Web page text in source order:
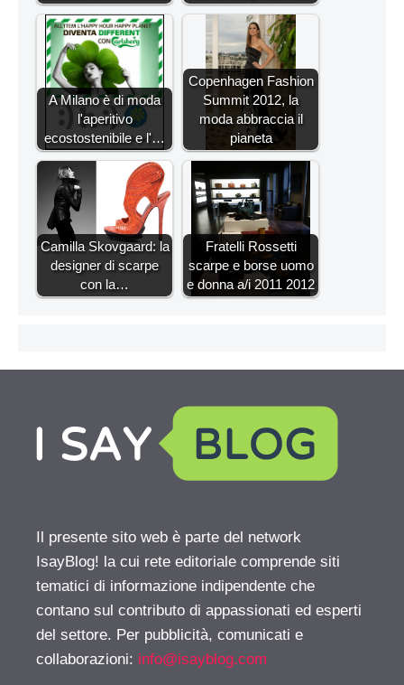
A Milano è di moda
l'aperitivo
ecostostenibile e l'…
Copenhagen Fashion
Summit 2012, la
moda abbraccia il
pianeta
Camilla Skovgaard: la
designer di scarpe
con la…
Fratelli Rossetti
scarpe e borse uomo
e donna a/i 2011 2012
Il presente sito web è parte del network
IsayBlog! la cui rete editoriale comprende siti
tematici di informazione indipendente che
contano sul contributo di appassionati ed esperti
del settore. Per pubblicità, comunicati e
collaborazioni: info@isayblog.com